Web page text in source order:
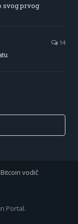
svog prvog
14
Bitcoin vodič
Portal.